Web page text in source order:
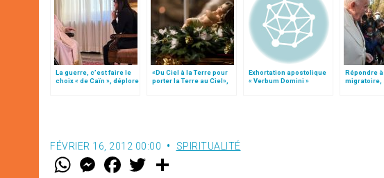
La guerre, c’est faire le
choix « de Caïn », déplore
«Du Ciel à la Terre pour
porter la Terre au Ciel»,
Exhortation apostolique
« Verbum Domini »
Répondre
migratoire,
FÉVRIER 16, 2012 00:00 SPIRITUALITÉ
W M
e
F
a w